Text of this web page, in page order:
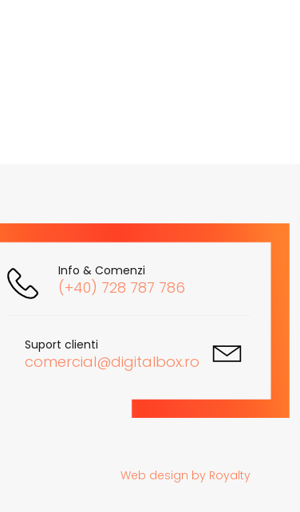
Info & Comenzi
(+40) 728 787 786
Suport clienti
comercial@digitalbox.ro
Web design by Royalty